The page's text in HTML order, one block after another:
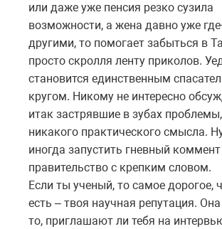
или даже уже пенсия резко сузила
возможности, а жена давно уже
другими, то помогает забыться в
просто скролля ленту приколов.
становится единственным
кругом. Никому не интересно
итак застрявшие в зубах
никакого практического смысла.
иногда запустить гневный
правительство с крепким словом.
Если ты ученый, то самое дорогое,
есть – твоя научная репутация.
то, приглашают ли тебя на